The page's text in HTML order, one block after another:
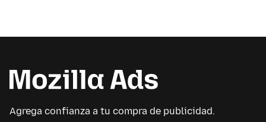
Agrega confianza a tu compra de publicidad.